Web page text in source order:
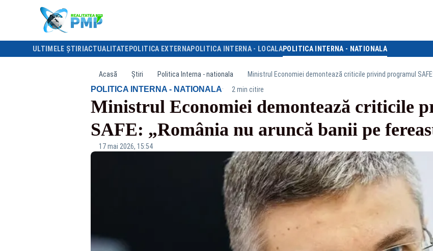
ULTIMELE ȘTIRI ACTUALITATE POLITICA EXTERNAPOLITICA INTERNA - LOCALAPOLITICA INTERNA - NATIONALA
Acasă Știri Politica Interna - nationala Ministrul Economiei demontează criticile privind programul
POLITICA INTERNA - NATIONALA· 2 min citire
Ministrul Economiei demontează criticile
SAFE: „România nu aruncă banii pe
17 mai 2026, 15:54